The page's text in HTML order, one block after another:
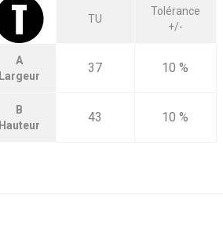
TU
Tolérance
+/-
A
Largeur
37 10 %
B
Hauteur
43 10 %